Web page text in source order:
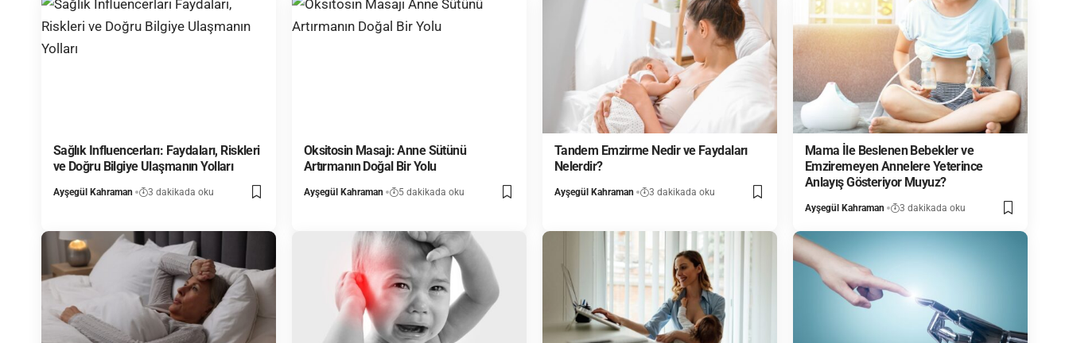
Sağlık Influencerları: Faydaları, Riskleri
ve Doğru Bilgiye Ulaşmanın Yolları
Ayşegül Kahraman 3 dakikada oku
Oksitosin Masajı: Anne Sütünü
Artırmanın Doğal Bir Yolu
Ayşegül Kahraman 5 dakikada oku
Tandem Emzirme Nedir ve Faydaları
Nelerdir?
Ayşegül Kahraman 3 dakikada oku
Mama İle Beslenen Bebekler ve
Emziremeyen Annelere Yeterince
Anlayış Gösteriyor Muyuz?
Ayşegül Kahraman 3 dakikada oku